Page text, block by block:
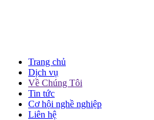
Trang chủ
Dịch vụ
Về Chúng Tôi
Tin tức
Cơ hội nghề nghiệp
Liên hệ